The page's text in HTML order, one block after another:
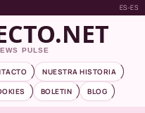
ES-ES
PULSE
NUESTRA HISTORIA
BOLETIN BLOG